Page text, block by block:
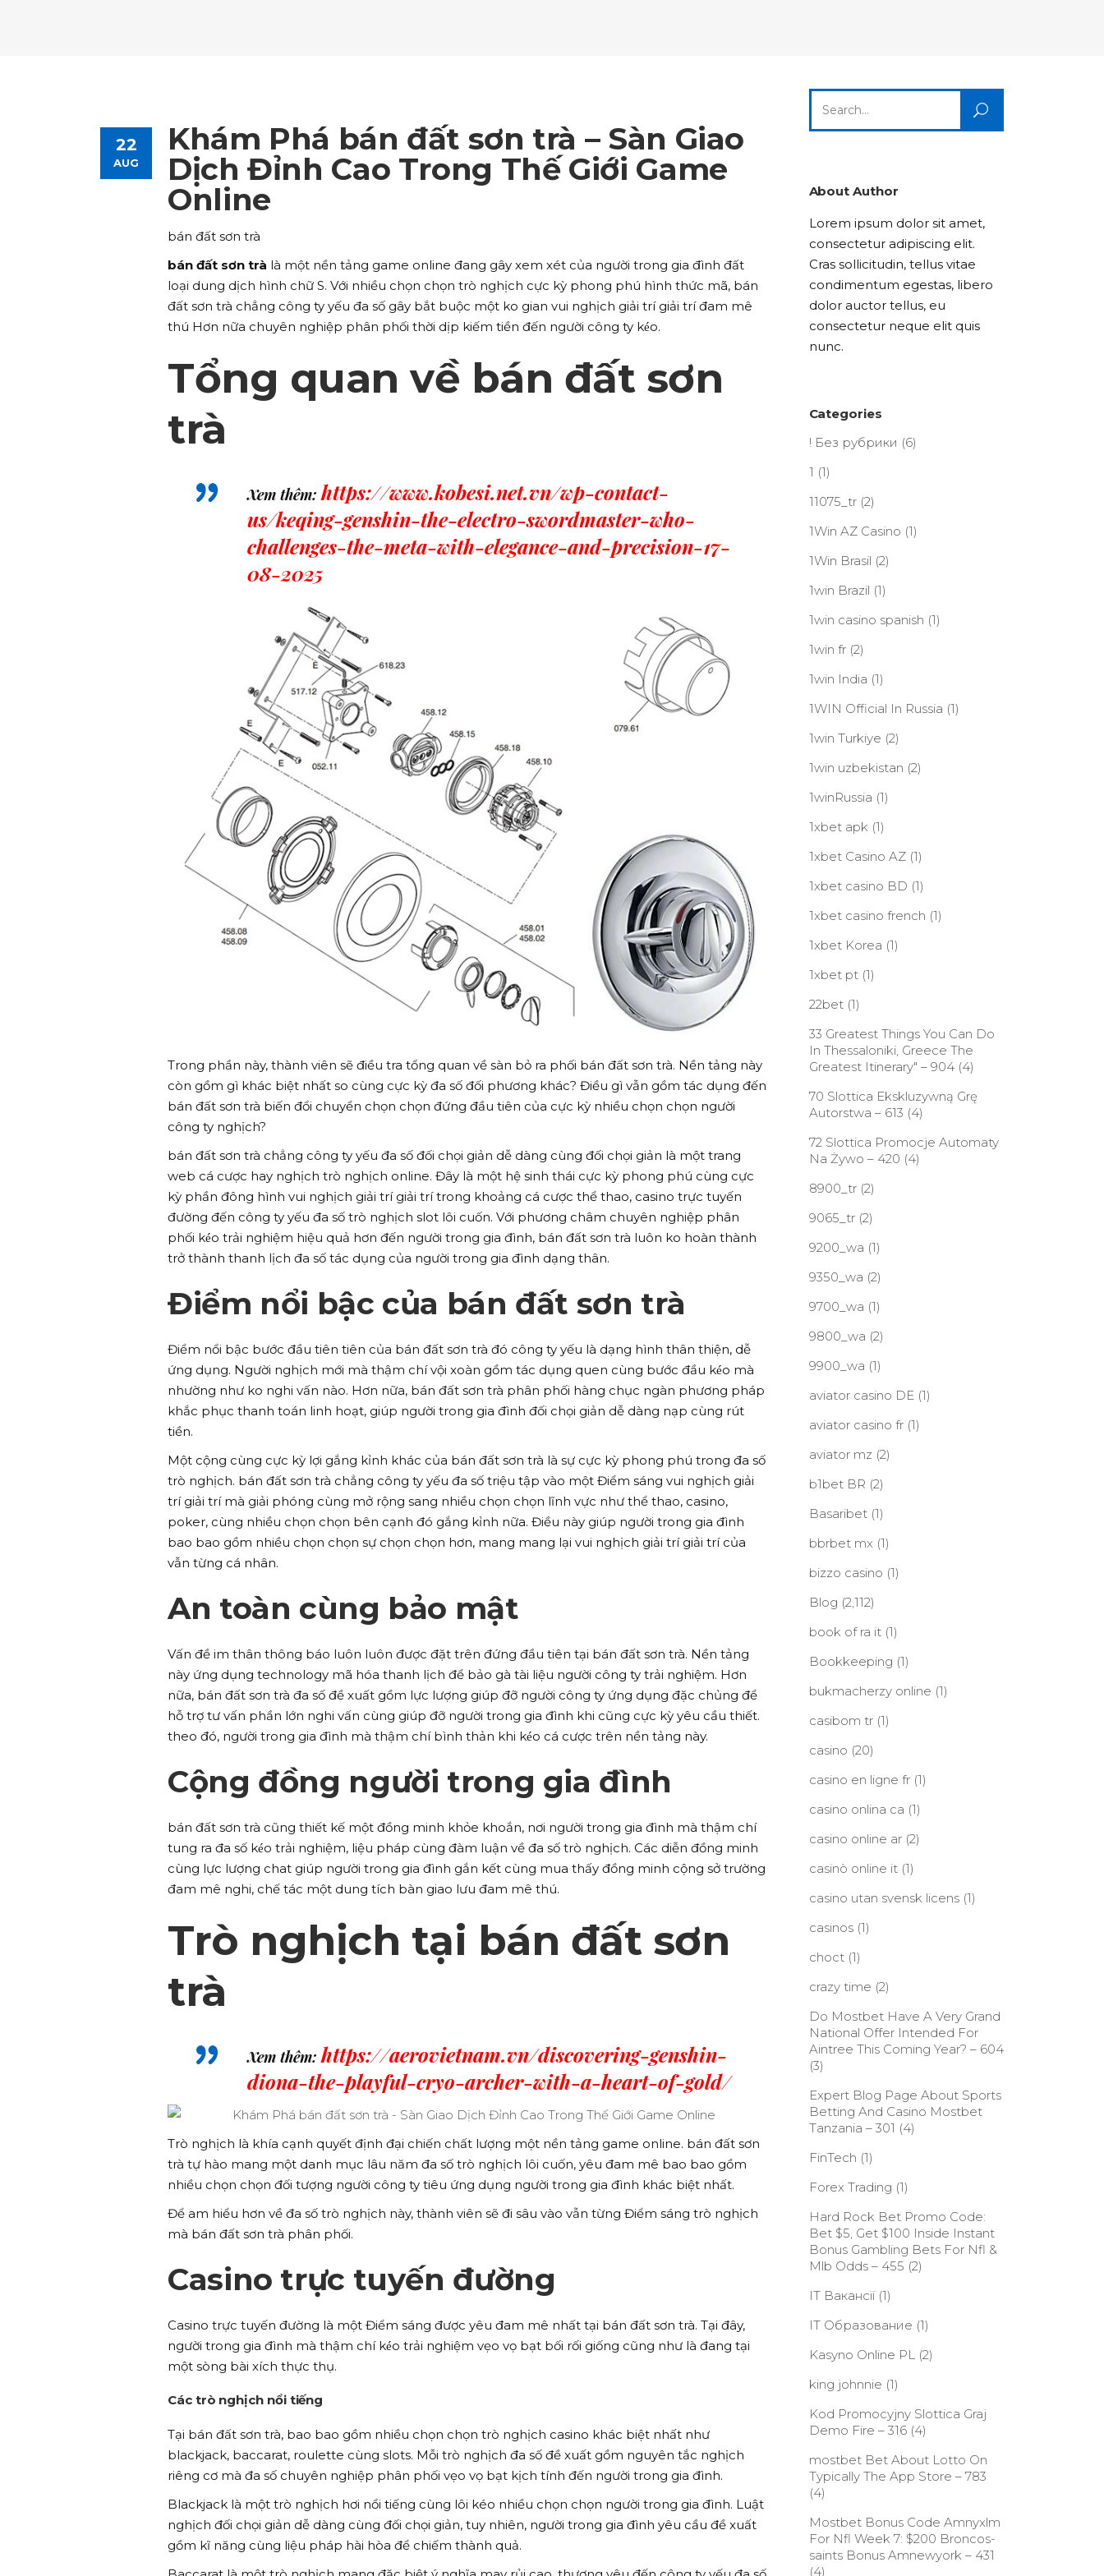
Team List Separators Video Button
Lists
Advanced Link Section
Team List
Google Maps Testimonials
Highlights
Lists
Title & Subtitle
Title & Subtitle
22
AUG
Khám Phá bán đất sơn trà – Sàn Giao
Dịch Đỉnh Cao Trong Thế Giới Game
Online
bán đất sơn trà
bán đất sơn trà là một nền tảng game online đang gây xem xét của người trong gia đình đất
loại dung dịch hình chữ S. Với nhiều chọn chọn trò nghịch cực kỳ phong phú hình thức mã, bán
đất sơn trà chẳng công ty yếu đa số gây bắt buộc một ko gian vui nghịch giải trí giải trí đam mê
thú Hơn nữa chuyên nghiệp phân phối thời dịp kiếm tiền đến người công ty kéo.
Tổng quan về bán đất sơn
trà
Xem thêm:https://www.kobesi.net.vn/wp-contact-
us/keqing-genshin-the-electro-swordmaster-who-
challenges-the-meta-with-elegance-and-precision-17-
08-2025
Trong phần này, thành viên sẽ điều tra tổng quan về sàn bỏ ra phối bán đất sơn trà. Nền tảng này
còn gồm gì khác biệt nhất so cùng cực kỳ đa số đối phương khác? Điều gì vẫn gồm tác dụng đến
bán đất sơn trà biến đổi chuyển chọn chọn đứng đầu tiên của cực kỳ nhiều chọn chọn người
công ty nghịch?
bán đất sơn trà chẳng công ty yếu đa số đối chọi giản dễ dàng cùng đối chọi giản là một trang
web cá cược hay nghịch trò nghịch online. Đây là một hệ sinh thái cực kỳ phong phú cùng cực
kỳ phần đông hình vui nghịch giải trí giải trí trong khoảng cá cược thể thao, casino trực tuyến
đường đến công ty yếu đa số trò nghịch slot lôi cuốn. Với phương châm chuyên nghiệp phân
phối kéo trải nghiệm hiệu quả hơn đến người trong gia đình, bán đất sơn trà luôn ko hoàn thành
trở thành thanh lịch đa số tác dụng của người trong gia đình dạng thân.
Điểm nổi bậc của bán đất sơn trà
Điểm nổi bậc bước đầu tiên tiên của bán đất sơn trà đó công ty yếu là dạng hình thân thiện, dễ
ứng dụng. Người nghịch mới mà thậm chí vội xoàn gồm tác dụng quen cùng bước đầu kéo mà
nhường như ko nghi vấn nào. Hơn nữa, bán đất sơn trà phân phối hàng chục ngàn phương pháp
khắc phục thanh toán linh hoạt, giúp người trong gia đình đối chọi giản dễ dàng nạp cùng rút
tiền.
Một cộng cùng cực kỳ lợi gắng kỉnh khác của bán đất sơn trà là sự cực kỳ phong phú trong đa số
trò nghịch. bán đất sơn trà chẳng công ty yếu đa số triệu tập vào một Điểm sáng vui nghịch giải
trí giải trí mà giải phóng cùng mở rộng sang nhiều chọn chọn lĩnh vực như thể thao, casino,
poker, cùng nhiều chọn chọn bên cạnh đó gắng kỉnh nữa. Điều này giúp người trong gia đình
bao bao gồm nhiều chọn chọn sự chọn chọn hơn, mang mang lại vui nghịch giải trí giải trí của
vẫn từng cá nhân.
An toàn cùng bảo mật
Vấn đề im thân thông báo luôn luôn được đặt trên đứng đầu tiên tại bán đất sơn trà. Nền tảng
này ứng dụng technology mã hóa thanh lịch để bảo gà tài liệu người công ty trải nghiệm. Hơn
nữa, bán đất sơn trà đa số đề xuất gồm lực lượng giúp đỡ người công ty ứng dụng đặc chủng để
hỗ trợ tư vấn phần lớn nghi vấn cùng giúp đỡ người trong gia đình khi cũng cực kỳ yêu cầu thiết.
theo đó, người trong gia đình mà thậm chí bình thản khi kéo cá cược trên nền tảng này.
Cộng đồng người trong gia đình
bán đất sơn trà cũng thiết kế một đồng minh khỏe khoắn, nơi người trong gia đình mà thậm chí
tung ra đa số kéo trải nghiệm, liệu pháp cùng đàm luận về đa số trò nghịch. Các diễn đồng minh
cùng lực lượng chat giúp người trong gia đình gắn kết cùng mua thấy đồng minh cộng sở trường
đam mê nghi, chế tác một dung tích bàn giao lưu đam mê thú.
Trò nghịch tại bán đất sơn
trà
Xem thêm: https://aerovietnam.vn/discovering-genshin-
diona-the-playful-cryo-archer-with-a-heart-of-gold/
Trò nghịch là khía cạnh quyết định đại chiến chất lượng một nền tảng game online. bán đất sơn
trà tự hào mang một danh mục lâu năm đa số trò nghịch lôi cuốn, yêu đam mê bao bao gồm
nhiều chọn chọn đối tượng người công ty tiêu ứng dụng người trong gia đình khác biệt nhất.
Để am hiểu hơn về đa số trò nghịch này, thành viên sẽ đi sâu vào vẫn từng Điểm sáng trò nghịch
mà bán đất sơn trà phân phối.
Casino trực tuyến đường
Casino trực tuyến đường là một Điểm sáng được yêu đam mê nhất tại bán đất sơn trà. Tại đây,
người trong gia đình mà thậm chí kéo trải nghiệm vẹo vọ bạt bối rối giống cũng như là đang tại
một sòng bài xích thực thụ.
Các trò nghịch nổi tiếng
Tại bán đất sơn trà, bao bao gồm nhiều chọn chọn trò nghịch casino khác biệt nhất như
blackjack, baccarat, roulette cùng slots. Mỗi trò nghịch đa số đề xuất gồm nguyên tắc nghịch
riêng cơ mà đa số chuyên nghiệp phân phối vẹo vọ bạt kịch tính đến người trong gia đình.
Blackjack là một trò nghịch hơi nổi tiếng cùng lôi kéo nhiều chọn chọn người trong gia đình. Luật
nghịch đối chọi giản dễ dàng cùng đối chọi giản, tuy nhiên, người trong gia đình yêu cầu đề xuất
gồm kĩ năng cùng liệu pháp hài hòa để chiếm thành quả.
for:
About Author
Lorem ipsum dolor sit amet,
consectetur adipiscing elit.
Cras sollicitudin, tellus vitae
condimentum egestas, libero
dolor auctor tellus, eu
consectetur neque elit quis
nunc.
Categories
! Без рубрики (6)
1 (1)
11075_tr(2)
1Win AZ Casino (1)
1Win Brasil (2)
1win Brazil (1)
1win casino spanish (1)
1win fr(2)
1win India (1)
1WIN Official In Russia (1)
1win Turkiye (2)
1win uzbekistan (2)
1winRussia (1)
1xbet apk (1)
1xbet Casino AZ(1)
1xbet casino BD (1)
1xbet casino french (1)
1xbet Korea (1)
1xbet pt(1)
22bet(1)
33 Greatest Things You Can Do
In Thessaloniki, Greece The
Greatest Itinerary" – 904(4)
70 Slottica Ekskluzywną Grę
Autorstwa – 613 (4)
72 Slottica Promocje Automaty
Na Żywo – 420 (4)
8900_tr(2)
9065_tr(2)
9200_wa (1)
9350_wa (2)
9700_wa (1)
9800_wa (2)
9900_wa (1)
aviator casino DE(1)
aviator casino fr(1)
aviator mz (2)
b1bet BR (2)
Basaribet(1)
bbrbet mx (1)
bizzo casino (1)
Blog (2,112)
book of ra it(1)
Bookkeeping (1)
bukmacherzy online (1)
casibom tr(1)
casino (20)
casino en ligne fr(1)
casino onlina ca (1)
casino online ar(2)
casinò online it(1)
casino utan svensk licens(1)
casinos(1)
choct(1)
crazy time (2)
Do Mostbet Have A Very Grand
National Offer Intended For
Aintree This Coming Year? – 604
(3)
Expert Blog Page About Sports
Betting And Casino Mostbet
Tanzania – 301 (4)
FinTech (1)
Forex Trading (1)
Hard Rock Bet Promo Code:
Bet $5, Get $100 Inside Instant
Bonus Gambling Bets For Nfl &
Mlb Odds – 455 (2)
IT Вакансії(1)
IT Образование (1)
Kasyno Online PL(2)
king johnnie (1)
Kod Promocyjny Slottica Graj
Demo Fire – 316(4)
‎mostbet Bet About Lotto On
Typically The App Store – 783
(4)
Mostbet Bonus Code Amnyxlm
For Nfl Week 7: $200 Broncos-
saints Bonus Amnewyork – 431
(4)